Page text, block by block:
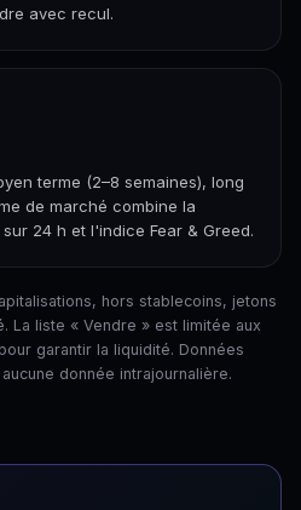
avec recul.
terme (2–8 semaines), long
de marché combine la
24 h et l'indice Fear & Greed.
hors stablecoins, jetons
La liste « Vendre » est limitée aux
garantir la liquidité. Données
donnée intrajournalière.